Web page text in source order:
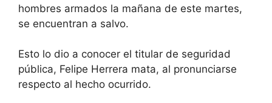
hombres armados la mañana de este martes,
se encuentran a salvo.
Esto lo dio a conocer el titular de seguridad
pública, Felipe Herrera mata, al pronunciarse
respecto al hecho ocurrido.